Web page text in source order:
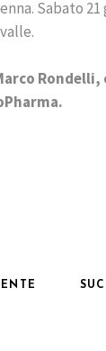
Sabato 21
Rondelli,